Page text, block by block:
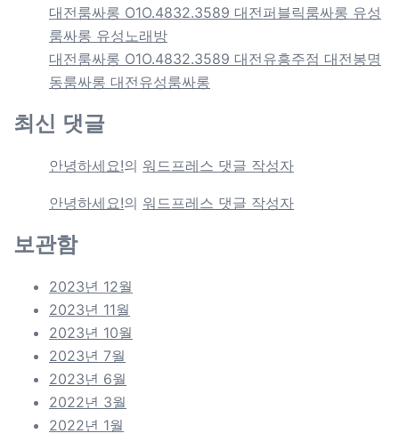
대전룸싸롱 O1O.4832.3589 대전퍼블릭룸싸롱 유성
룸싸롱 유성노래방
대전룸싸롱 O1O.4832.3589 대전유흥주점 대전봉명
동룸싸롱 대전유성룸싸롱
최신 댓글
안녕하세요!의 워드프레스 댓글 작성자
안녕하세요!의 워드프레스 댓글 작성자
보관함
2023년 12월
2023년 11월
2023년 10월
2023년 7월
2023년 6월
2022년 3월
2022년 1월